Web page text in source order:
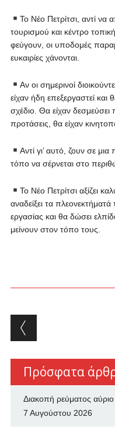
Το Νέο Πετρίτσι, αντί να
τουρισμού και κέντρο
φεύγουν, οι υποδομές
ευκαιρίες χάνονται.
Αν οι σημερινοί
είχαν ήδη επεξεργαστεί και
σχέδιο. Θα είχαν δεσμεύσει
προτάσεις, θα είχαν
Αντί γι’ αυτό, ζουν σε
τόπο να σέρνεται στο
Το Νέο Πετρίτσι αξίζει
αναδείξει τα
εργασίας και θα δώσει
μείνουν στον τόπο τους.
Post
Πρόσφατα
Διακοπή ρεύματος
7 Αυγούστου 2026